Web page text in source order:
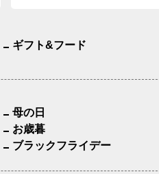
ギフト&フード
母の日
お歳暮
ブラックフライデー